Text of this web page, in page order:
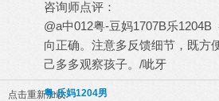
咨询师点评：
@a中012粤-豆妈1707B乐
向正确。注意多反馈细节，既方
己多多观察孩子。/呲牙
点击重新加载粤-乐妈1204男